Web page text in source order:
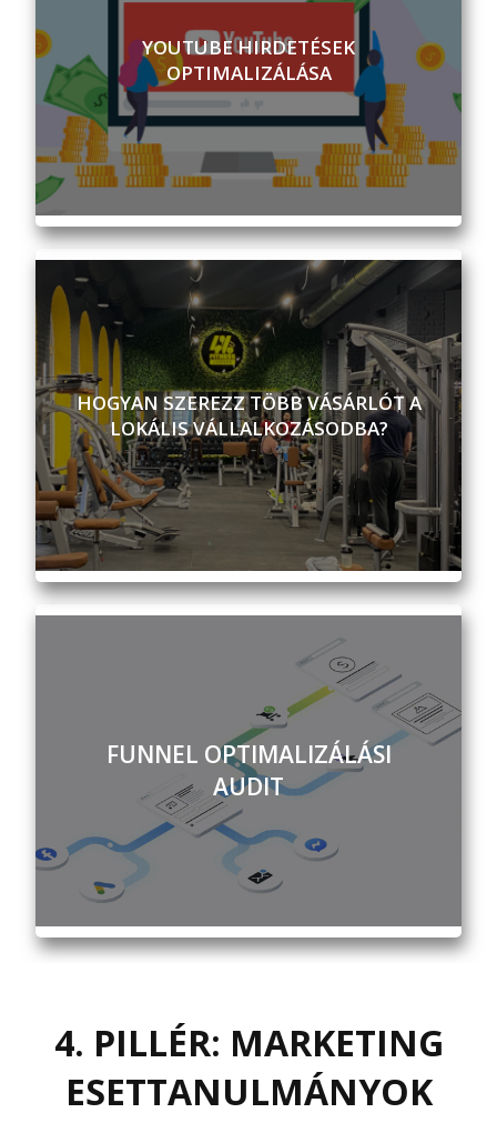
YOUTUBE HIRDETÉSEK
OPTIMALIZÁLÁSA
HOGYAN SZEREZZ TÖBB VÁSÁRLÓT A
LOKÁLIS VÁLLALKOZÁSODBA?
FUNNEL OPTIMALIZÁLÁSI
AUDIT
4. PILLÉR: MARKETING
ESETTANULMÁNYOK